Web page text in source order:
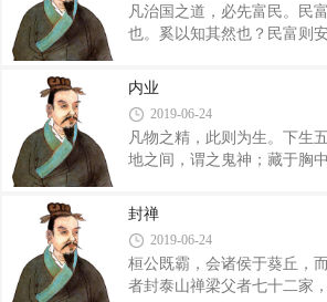
而诛之，则是诛罚重而乱愈
简禁而轻罪，如此则失在上
使令，然民淫躁行私而不从
争，则是过在下。过在下，
凡治国之道，必先富民。民
也。奚以知其然也？民富则
轻家则敢凌上犯禁，凌上犯
富，而乱国常贫。是以善为
之。 昔者，七十九代之君
同，然俱王天下者，何也？
多粟生于农，故先王贵之。
农。民事农则田垦，田垦则
者兵强，兵强者战胜，战胜
内业
2019-06-24
凡物之精，此则为生。下生
地之间，谓之鬼神；藏于胸
卒乎如在于己。是故此气也
德；不可呼以声，而可迎以
德，德成而智出，万物果
盈，自生自成。其所以失之
去忧乐喜怒欲利，心乃反济
封禅
2019-06-24
桓公既霸，会诸侯于葵丘，
者封泰山禅梁父者七十二家